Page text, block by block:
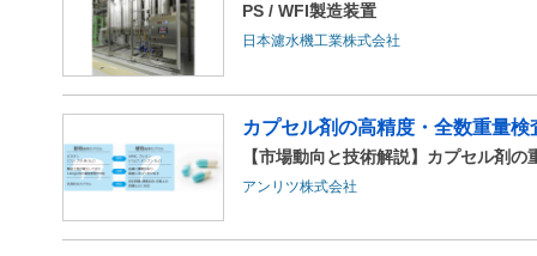
PS / WFI製造装置
日本濾水機工業株式会社
カプセル剤の高精度・全数重量
【市場動向と技術解説】カプセル剤の
アンリツ株式会社